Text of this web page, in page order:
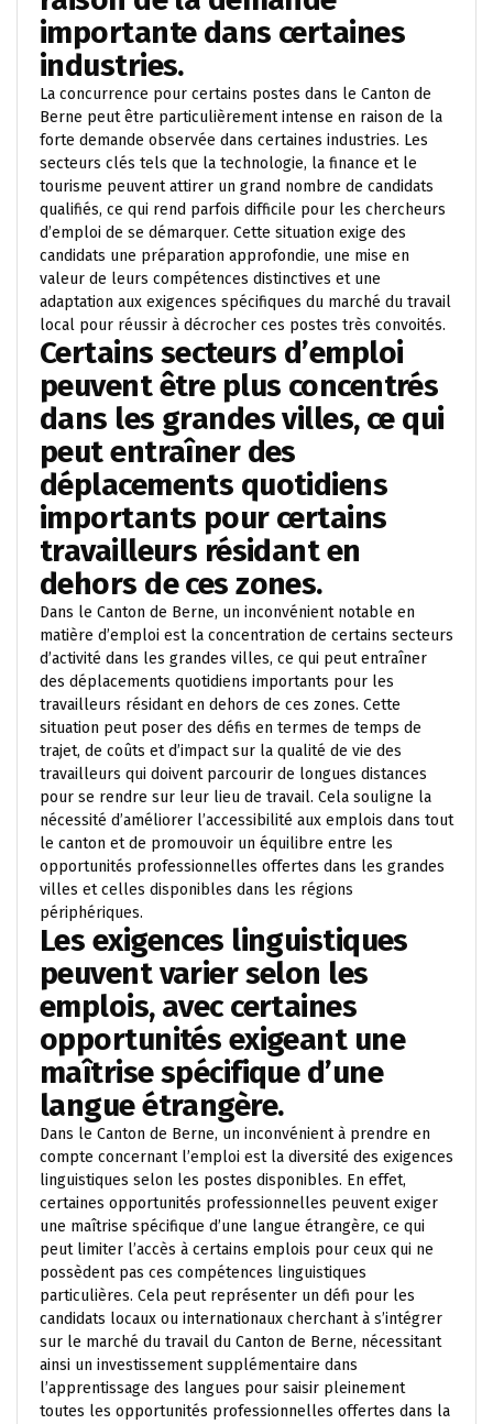
importante dans certaines
industries.
La concurrence pour certains postes dans le Canton de
Berne peut être particulièrement intense en raison de la
forte demande observée dans certaines industries. Les
secteurs clés tels que la technologie, la finance et le
tourisme peuvent attirer un grand nombre de candidats
qualifiés, ce qui rend parfois difficile pour les chercheurs
d’emploi de se démarquer. Cette situation exige des
candidats une préparation approfondie, une mise en
valeur de leurs compétences distinctives et une
adaptation aux exigences spécifiques du marché du travail
local pour réussir à décrocher ces postes très convoités.
Certains secteurs d’emploi
peuvent être plus concentrés
dans les grandes villes, ce qui
peut entraîner des
déplacements quotidiens
importants pour certains
travailleurs résidant en
dehors de ces zones.
Dans le Canton de Berne, un inconvénient notable en
matière d’emploi est la concentration de certains secteurs
d’activité dans les grandes villes, ce qui peut entraîner
des déplacements quotidiens importants pour les
travailleurs résidant en dehors de ces zones. Cette
situation peut poser des défis en termes de temps de
trajet, de coûts et d’impact sur la qualité de vie des
travailleurs qui doivent parcourir de longues distances
pour se rendre sur leur lieu de travail. Cela souligne la
nécessité d’améliorer l’accessibilité aux emplois dans tout
le canton et de promouvoir un équilibre entre les
opportunités professionnelles offertes dans les grandes
villes et celles disponibles dans les régions
périphériques.
Les exigences linguistiques
peuvent varier selon les
emplois, avec certaines
opportunités exigeant une
maîtrise spécifique d’une
langue étrangère.
Dans le Canton de Berne, un inconvénient à prendre en
compte concernant l’emploi est la diversité des exigences
linguistiques selon les postes disponibles. En effet,
certaines opportunités professionnelles peuvent exiger
une maîtrise spécifique d’une langue étrangère, ce qui
peut limiter l’accès à certains emplois pour ceux qui ne
possèdent pas ces compétences linguistiques
particulières. Cela peut représenter un défi pour les
candidats locaux ou internationaux cherchant à s’intégrer
sur le marché du travail du Canton de Berne, nécessitant
ainsi un investissement supplémentaire dans
l’apprentissage des langues pour saisir pleinement
toutes les opportunités professionnelles offertes dans la